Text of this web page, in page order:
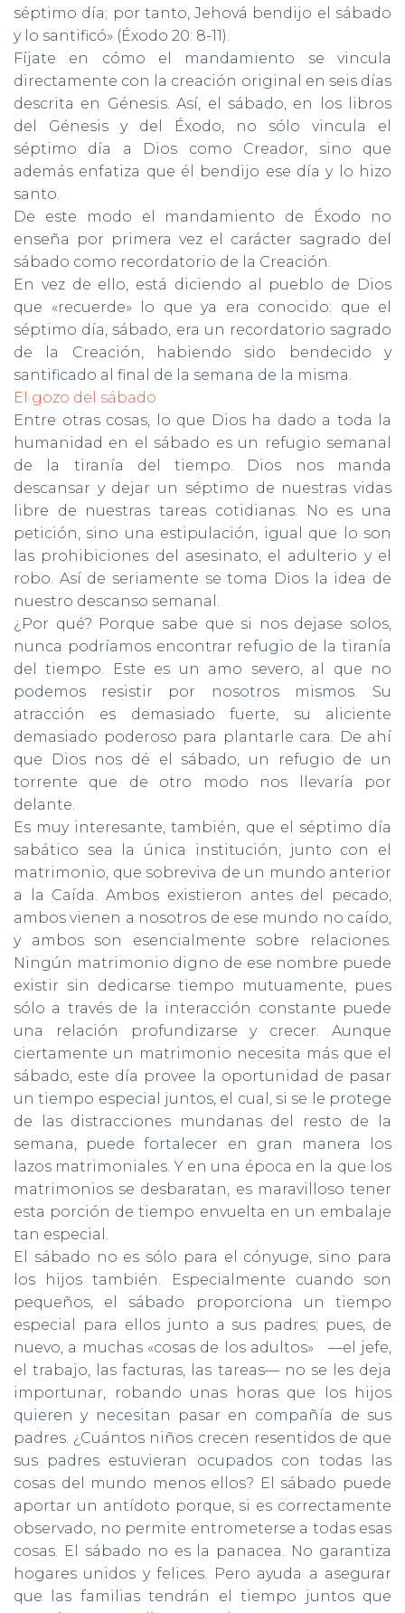
séptimo día; por tanto, Jehová bendijo el sábado
y lo santificó» (Éxodo 20: 8-11).
Fíjate en cómo el mandamiento se vincula
directamente con la creación original en seis días
descrita en Génesis. Así, el sábado, en los libros
del Génesis y del Éxodo, no sólo vincula el
séptimo día a Dios como Creador, sino que
además enfatiza que él bendijo ese día y lo hizo
santo.
De este modo el mandamiento de Éxodo no
enseña por primera vez el carácter sagrado del
sábado como recordatorio de la Creación.
En vez de ello, está diciendo al pueblo de Dios
que «recuerde» lo que ya era conocido: que el
séptimo día, sábado, era un recordatorio sagrado
de la Creación, habiendo sido bendecido y
santificado al final de la semana de la misma.
El gozo del sábado
Entre otras cosas, lo que Dios ha dado a toda la
humanidad en el sábado es un refugio semanal
de la tiranía del tiempo. Dios nos manda
descansar y dejar un séptimo de nuestras vidas
libre de nues­tras tareas cotidianas. No es una
petición, sino una estipulación, igual que lo son
las prohibiciones del asesinato, el adulterio y el
robo. Así de seriamente se toma Dios la idea de
nuestro descanso semanal.
¿Por qué? Porque sabe que si nos dejase solos,
nunca podríamos encontrar refugio de la tiranía
del tiempo. Este es un amo severo, al que no
podemos resistir por nosotros mismos. Su
atracción es demasiado fuerte, su aliciente
demasiado poderoso para plantarle cara. De ahí
que Dios nos dé el sábado, un refugio de un
torrente que de otro modo nos llevaría por
delante.
Es muy interesante, también, que el séptimo día
sabático sea la úni­ca institución, junto con el
matrimonio, que sobreviva de un mundo anterior
a la Caída. Ambos existieron antes del pecado,
ambos vienen a nosotros de ese mundo no caído,
y ambos son esencialmente sobre relaciones.
Ningún matrimonio digno de ese nombre puede
existir sin dedicarse tiempo mutuamente, pues
sólo a través de la interac­ción constante puede
una relación profundizarse y crecer. Aunque
ciertamente un matrimonio necesita más que el
sábado, este día provee la oportunidad de pasar
un tiempo especial juntos, el cual, si se le protege
de las distracciones mundanas del resto de la
semana, puede fortalecer en gran manera los
lazos matrimoniales. Y en una época en la que los
matrimonios se desbaratan, es maravilloso tener
esta porción de tiempo envuelta en un embalaje
tan especial.
El sábado no es sólo para el cónyuge, sino para
los hijos también. Especialmente cuando son
pequeños, el sábado proporciona un tiempo
especial para ellos junto a sus padres; pues, de
nuevo, a muchas «cosas de los adultos» —el jefe,
el trabajo, las facturas, las tareas— no se les deja
importunar, robando unas horas que los hijos
quieren y necesitan pasar en compañía de sus
padres. ¿Cuántos niños crecen resentidos de que
sus padres estuvieran ocupados con todas las
cosas del mundo menos ellos? El sábado puede
aportar un antídoto porque, si es correctamente
observado, no permite entro­meterse a todas esas
cosas. El sábado no es la panacea. No garantiza
hogares unidos y felices. Pero ayuda a asegurar
que las familias tendrán el tiempo juntos que